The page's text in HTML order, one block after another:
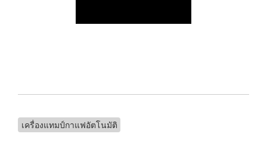
เครื่องแทมป์กาแฟอัตโนมัติ